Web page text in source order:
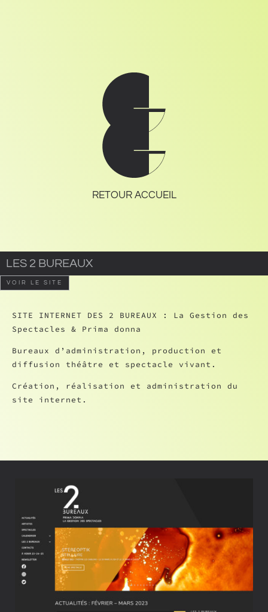
RETOUR ACCUEIL
LES 2 BUREAUX
VOIR LE SITE
SITE INTERNET DES 2 BUREAUX : La Gestion des
Spectacles & Prima donna
Bureaux d’administration, production et
diffusion théâtre et spectacle vivant.
Création, réalisation et administration du
site internet.